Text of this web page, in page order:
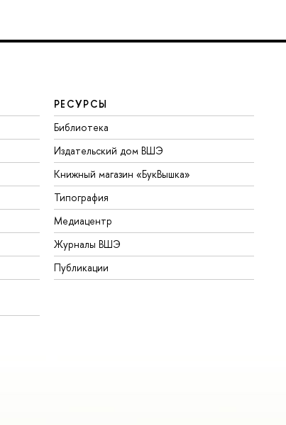
РЕСУРСЫ
Библиотека
Издательский дом ВШЭ
Книжный магазин «БукВышка»
Типография
Медиацентр
Журналы ВШЭ
Публикации